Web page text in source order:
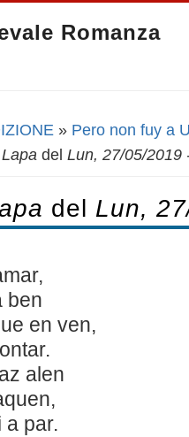
Romanza
» Pero non fuy a
Lapa del Lun, 27/05/2019
del Lun,
ben
en ven,
jaz
a par.